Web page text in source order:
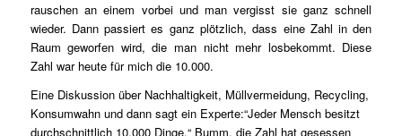
rauschen an einem vorbei und man vergisst sie ganz schnell
wieder. Dann passiert es ganz plötzlich, dass eine Zahl in den
Raum geworfen wird, die man nicht mehr losbekommt. Diese
Zahl war heute für mich die 10.000.
Eine Diskussion über Nachhaltigkeit, Müllvermeidung, Recycling,
Konsumwahn und dann sagt ein Experte:“Jeder Mensch besitzt
durchschnittlich 10.000 Dinge.“ Bumm, die Zahl hat gesessen